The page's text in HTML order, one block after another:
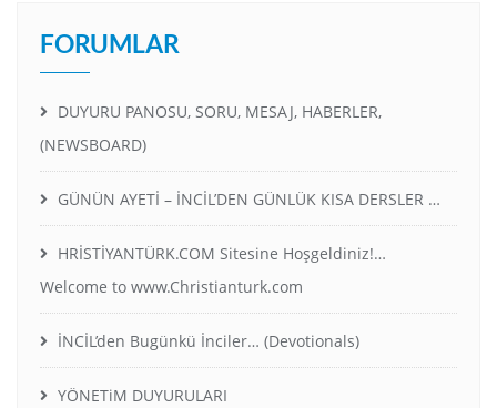
FORUMLAR
DUYURU PANOSU, SORU, MESAJ, HABERLER,
(NEWSBOARD)
GÜNÜN AYETİ – İNCİL’DEN GÜNLÜK KISA DERSLER …
HRİSTİYANTÜRK.COM Sitesine Hoşgeldiniz!…
Welcome to www.Christianturk.com
İNCİL’den Bugünkü İnciler… (Devotionals)
YÖNETiM DUYURULARI